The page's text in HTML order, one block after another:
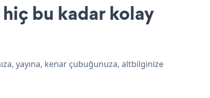
bu kadar kolay
yayına, kenar çubuğunuza, altbilginize